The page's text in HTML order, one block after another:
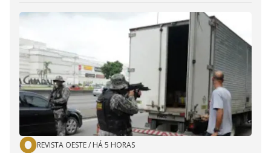
REVISTA OESTE/ HÁ 5 HORAS